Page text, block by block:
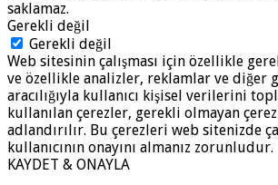
saklamaz.
Gerekli değil
Gerekli değil
Web sitesinin çalışması için özellikle
ve özellikle analizler, reklamlar ve diğer
aracılığıyla kullanıcı kişisel verilerini
kullanılan çerezler, gerekli olmayan
adlandırılır. Bu çerezleri web sitenizde
kullanıcının onayını almanız zorunludur.
KAYDET & ONAYLA